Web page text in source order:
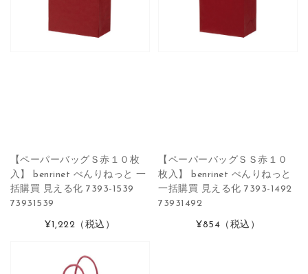
【ペーパーバッグＳ赤１０枚
入】 benrinet べんりねっと 一
括購買 見える化 7393-1539
73931539
¥1,222 （税込）
【ペーパーバッグＳＳ赤１０
枚入】 benrinet べんりねっと
一括購買 見える化 7393-1492
73931492
¥854 （税込）